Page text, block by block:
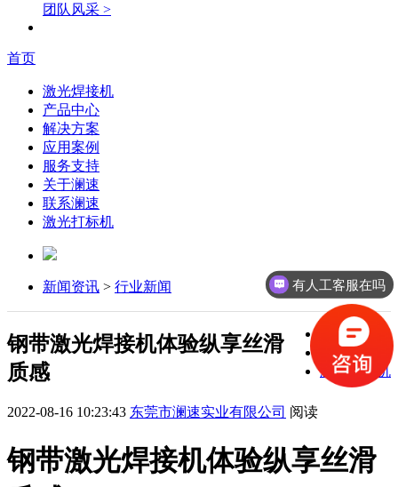
团队风采 >
首页
激光焊接机
产品中心
解决方案
应用案例
服务支持
关于澜速
联系澜速
激光打标机
新闻资讯 > 行业新闻
激光焊接机
激光打标机
激光切割机
钢带激光焊接机体验纵享丝滑
质感
2022-08-16 10:23:43 东莞市澜速实业有限公司 阅读
钢带激光焊接机体验纵享丝滑
有人工客服在吗